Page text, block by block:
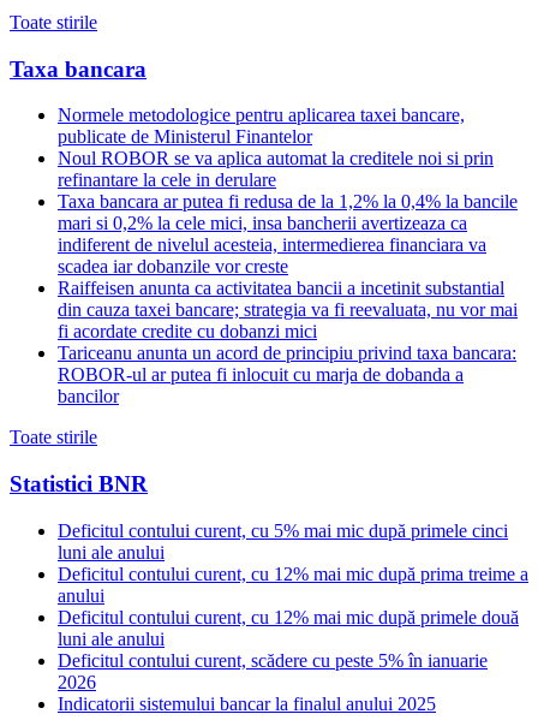
Toate stirile
Taxa bancara
Normele metodologice pentru aplicarea taxei bancare,
publicate de Ministerul Finantelor
Noul ROBOR se va aplica automat la creditele noi si prin
refinantare la cele in derulare
Taxa bancara ar putea fi redusa de la 1,2% la 0,4% la bancile
mari si 0,2% la cele mici, insa bancherii avertizeaza ca
indiferent de nivelul acesteia, intermedierea financiara va
scadea iar dobanzile vor creste
Raiffeisen anunta ca activitatea bancii a incetinit substantial
din cauza taxei bancare; strategia va fi reevaluata, nu vor mai
fi acordate credite cu dobanzi mici
Tariceanu anunta un acord de principiu privind taxa bancara:
ROBOR-ul ar putea fi inlocuit cu marja de dobanda a
bancilor
Toate stirile
Statistici BNR
Deficitul contului curent, cu 5% mai mic după primele cinci
luni ale anului
Deficitul contului curent, cu 12% mai mic după prima treime a
anului
Deficitul contului curent, cu 12% mai mic după primele două
luni ale anului
Deficitul contului curent, scădere cu peste 5% în ianuarie
2026
Indicatorii sistemului bancar la finalul anului 2025